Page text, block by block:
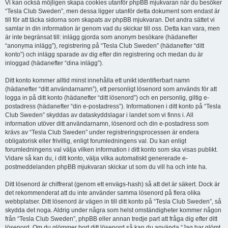
Vi kan också möjligen skapa cookies utanför phpBB mjukvaran när du besöker
“Tesla Club Sweden”, men dessa ligger utanför detta dokument som endast är
till för att täcka sidorna som skapats av phpBB mjukvaran. Det andra sättet vi
samlar in din information är genom vad du skickar till oss. Detta kan vara, men
är inte begränsat till: inlägg gjorda som anonym besökare (hädanefter
“anonyma inlägg”), registrering på “Tesla Club Sweden” (hädanefter “ditt
konto”) och inlägg sparade av dig efter din registrering och medan du är
inloggad (hädanefter “dina inlägg”).
Ditt konto kommer alltid minst innehålla ett unikt identifierbart namn
(hädanefter “ditt användarnamn”), ett personligt lösenord som används för att
logga in på ditt konto (hädanefter “ditt lösenord”) och en personlig, giltig e-
postadress (hädanefter “din e-postadress”). Informationen i ditt konto på “Tesla
Club Sweden” skyddas av dataskyddslagar i landet som vi finns i. All
information utöver ditt användarnamn, lösenord och din e-postadress som
krävs av “Tesla Club Sweden” under registreringsprocessen är endera
obligatorisk eller frivillig, enligt forumledningens val. Du kan enligt
forumledningens val välja vilken information i ditt konto som ska visas publikt.
Vidare så kan du, i ditt konto, välja vilka automatiskt genererade e-
postmeddelanden phpBB mjukvaran skickar ut som du vill ha och inte ha.
Ditt lösenord är chiffrerat (genom ett envägs-hash) så att det är säkert. Dock är
det rekommenderat att du inte använder samma lösenord på flera olika
webbplatser. Ditt lösenord är vägen in till ditt konto på “Tesla Club Sweden”, så
skydda det noga. Aldrig under några som helst omständigheter kommer någon
från “Tesla Club Sweden”, phpBB eller annan tredje part att fråga dig efter ditt